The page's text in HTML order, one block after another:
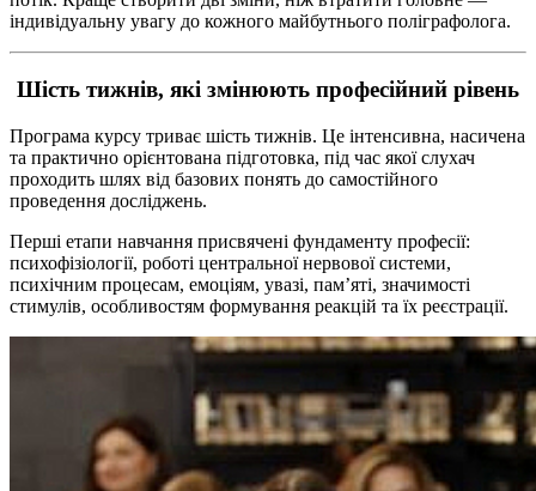
індивідуальну увагу до кожного майбутнього поліграфолога.
Шість тижнів, які змінюють професійний рівень
Програма курсу триває шість тижнів. Це інтенсивна, насичена
та практично орієнтована підготовка, під час якої слухач
проходить шлях від базових понять до самостійного
проведення досліджень.
Перші етапи навчання присвячені фундаменту професії:
психофізіології, роботі центральної нервової системи,
психічним процесам, емоціям, увазі, пам’яті, значимості
стимулів, особливостям формування реакцій та їх реєстрації.